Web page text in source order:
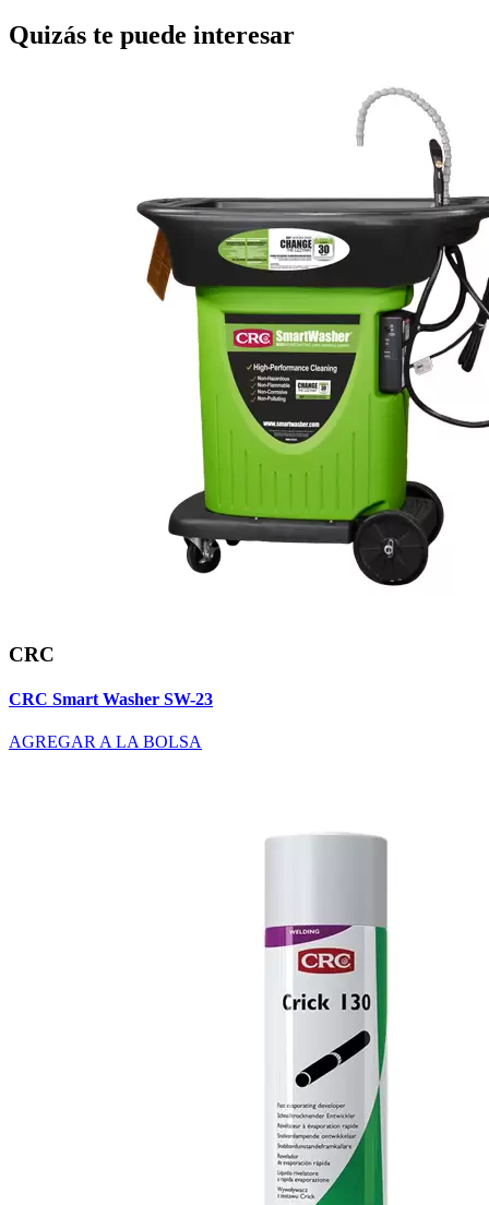
Quizás te puede interesar
CRC
CRC Smart Washer SW-23
AGREGAR A LA BOLSA